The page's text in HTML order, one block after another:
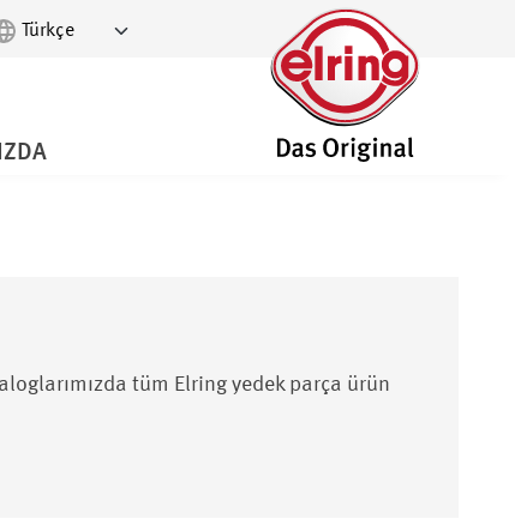
tüm Elring yedek parça ürün